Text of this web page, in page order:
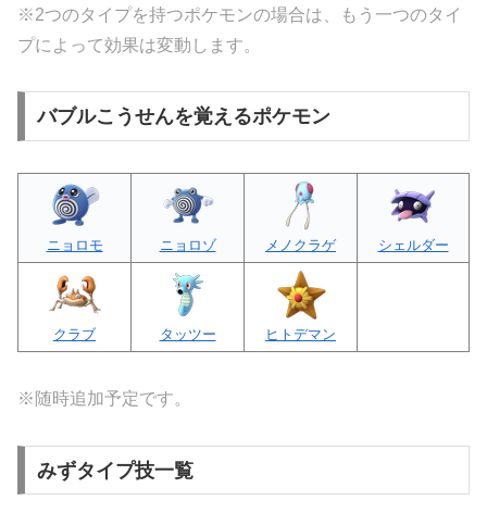
※2つのタイプを持つポケモンの場合は、もう一つのタイ
プによって効果は変動します。
バブルこうせんを覚えるポケモン
ニョロモ ニョロゾ メノクラゲ シェルダー
クラブ タッツー ヒトデマン
※随時追加予定です。
みずタイプ技一覧